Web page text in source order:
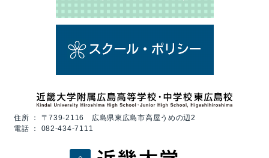
住所 ： 〒739-2116 広島県東広島市高屋うめの辺2
電話 ： 082-434-7111